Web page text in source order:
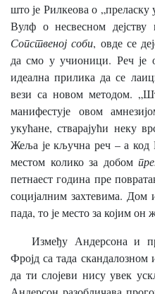
што је Рилкеова о „преласку
Вулф о несвесном дејству
Сопственој соби, овде се
да смо у учионици. Реч је
идеална прилика да се
вези са новом методом.
манифестује овом
укућане, стварајући неку
Жеља је кључна реч – а код
местом колико за добом
петнаест година пре
социјалним захтевима. Дом
пада, то је место за којим он
Између Андерсона и
Фројд са тада скандалозном
да ти слојеви нису увек